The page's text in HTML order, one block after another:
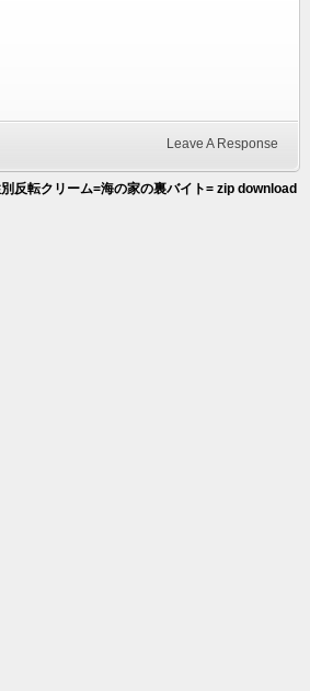
Leave A Response
反転クリーム=海の家の裏バイト= zip download